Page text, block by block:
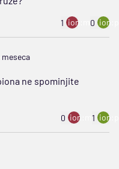
1 ion:minus
0
meseca
ne spominjite
0 ion:minus
1